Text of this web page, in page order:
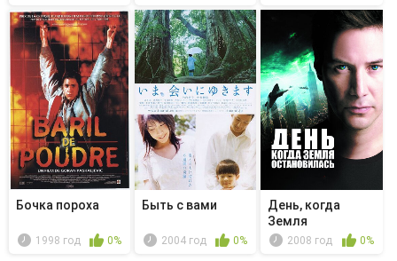
Бочка пороха
1998 год 0%
Быть с вами
2004 год 0%
День, когда
Земля
остановилась
2008 год 0%